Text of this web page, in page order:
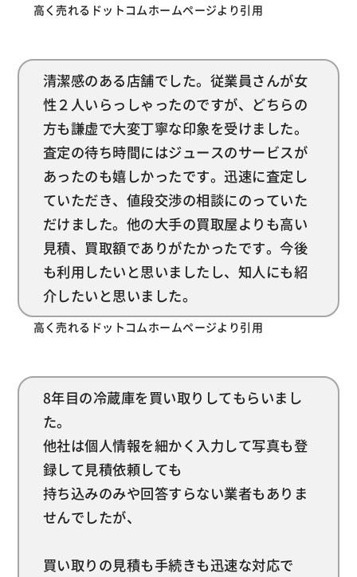
高く売れるドットコムホームページより引用
清潔感のある店舗でした。従業員さんが女
性２人いらっしゃったのですが、どちらの
方も謙虚で大変丁寧な印象を受けました。
査定の待ち時間にはジュースのサービスが
あったのも嬉しかったです。迅速に査定し
ていただき、値段交渉の相談にのっていた
だけました。他の大手の買取屋よりも高い
見積、買取額でありがたかったです。今後
も利用したいと思いましたし、知人にも紹
介したいと思いました。
高く売れるドットコムホームページより引用
8年目の冷蔵庫を買い取りしてもらいまし
た。
他社は個人情報を細かく入力して写真も登
録して見積依頼しても
持ち込みのみや回答すらない業者もありま
せんでしたが、
買い取りの見積も手続きも迅速な対応で